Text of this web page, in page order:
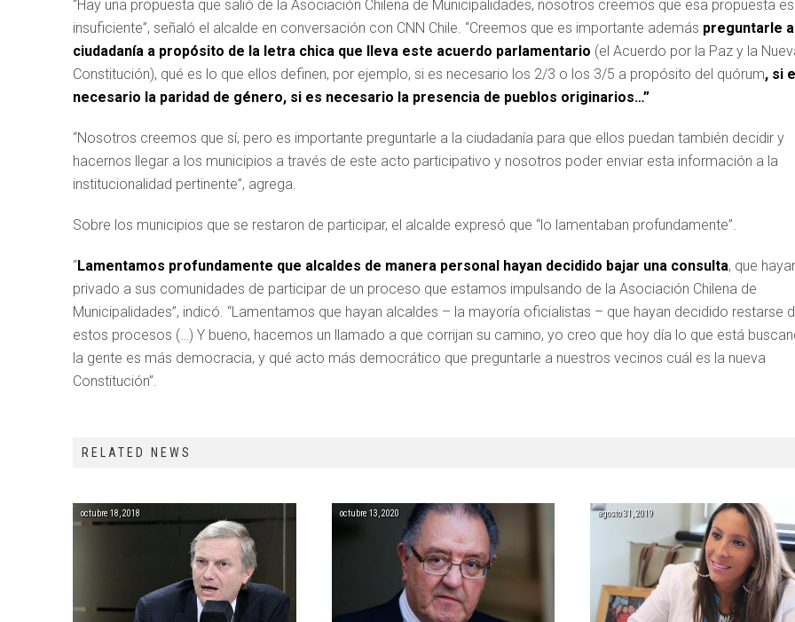
“Hay una propuesta que salió de la Asociación Chilena de Municipalidades, nosotros creemos que esa propuesta es
insuficiente”, señaló el alcalde en conversación con CNN Chile. “Creemos que es importante además preguntarle
ciudadanía a propósito de la letra chica que lleva este acuerdo parlamentario (el Acuerdo por la Paz y la
Constitución), qué es lo que ellos definen, por ejemplo, si es necesario los 2/3 o los 3/5 a propósito del quórum, si
necesario la paridad de género, si es necesario la presencia de pueblos originarios…”
“Nosotros creemos que sí, pero es importante preguntarle a la ciudadanía para que ellos puedan también decidir y
hacernos llegar a los municipios a través de este acto participativo y nosotros poder enviar esta información a la
institucionalidad pertinente”, agrega.
Sobre los municipios que se restaron de participar, el alcalde expresó que “lo lamentaban profundamente”.
“Lamentamos profundamente que alcaldes de manera personal hayan decidido bajar una consulta, que
privado a sus comunidades de participar de un proceso que estamos impulsando de la Asociación Chilena de
Municipalidades”, indicó. “Lamentamos que hayan alcaldes – la mayoría oficialistas – que hayan decidido restarse
estos procesos (…) Y bueno, hacemos un llamado a que corrijan su camino, yo creo que hoy día lo que está
la gente es más democracia, y qué acto más democrático que preguntarle a nuestros vecinos cuál es la nueva
Constitución”.
RELATED NEWS
octubre 18, 2018 octubre 13, 2020 agosto 31, 2019